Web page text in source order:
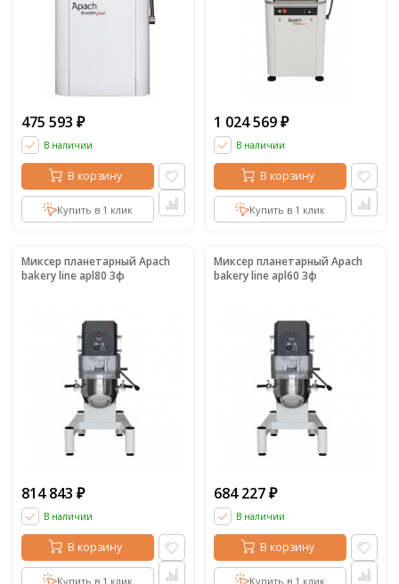
475 593 ₽
В наличии
В корзину
Купить в 1 клик
1 024 569 ₽
В наличии
В корзину
Купить в 1 клик
Миксер планетарный Apach
bakery line apl80 3ф
814 843 ₽
В наличии
В корзину
Купить в 1 клик
Миксер планетарный Apach
bakery line apl60 3ф
684 227 ₽
В наличии
В корзину
Купить в 1 клик